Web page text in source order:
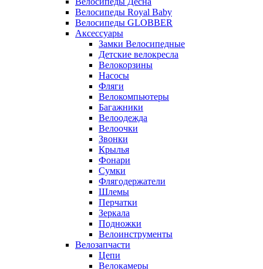
Велосипеды Royal Baby
Велосипеды GLOBBER
Аксессуары
Замки Велосипедные
Детские велокресла
Велокорзины
Насосы
Фляги
Велокомпьютеры
Багажники
Велоодежда
Велоочки
Звонки
Крылья
Фонари
Сумки
Флягодержатели
Шлемы
Перчатки
Зеркала
Подножки
Велоинструменты
Велозапчасти
Цепи
Велокамеры